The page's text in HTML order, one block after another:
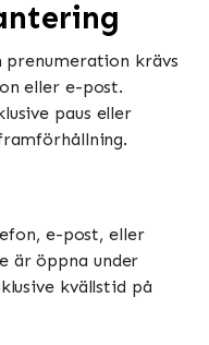
krävs
eller e-post.
paus eller
e-post, eller
är öppna under
kvällstid på